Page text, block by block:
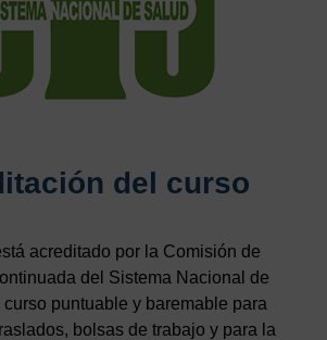
del curso
acreditado por la Comisión de
del Sistema Nacional de
puntuable y baremable para
bolsas de trabajo y para la